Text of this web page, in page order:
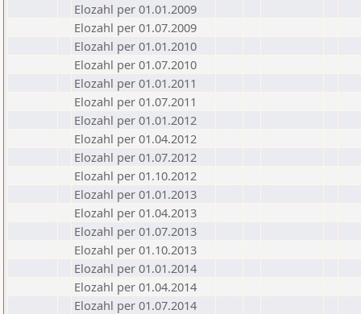
Elozahl per 01.01.2009
Elozahl per 01.07.2009
Elozahl per 01.01.2010
Elozahl per 01.07.2010
Elozahl per 01.01.2011
Elozahl per 01.07.2011
Elozahl per 01.01.2012
Elozahl per 01.04.2012
Elozahl per 01.07.2012
Elozahl per 01.10.2012
Elozahl per 01.01.2013
Elozahl per 01.04.2013
Elozahl per 01.07.2013
Elozahl per 01.10.2013
Elozahl per 01.01.2014
Elozahl per 01.04.2014
Elozahl per 01.07.2014